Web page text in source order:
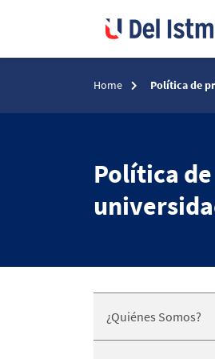
Home Política de
Política
¿Quiénes Somos?